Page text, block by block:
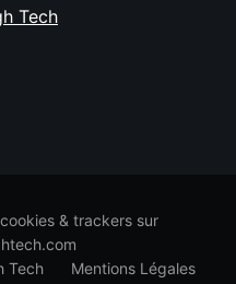
Tech
& trackers sur
Tech
Mentions Légales